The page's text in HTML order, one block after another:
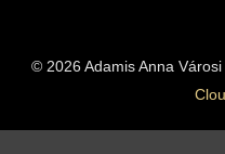
© 2026 Adamis Anna